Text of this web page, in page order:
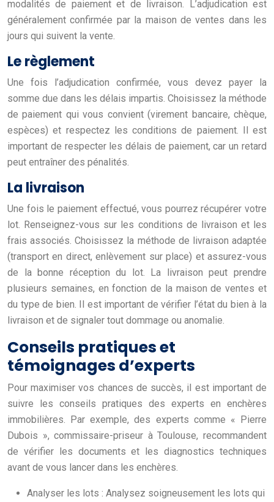
modalités de paiement et de livraison. L’adjudication est
généralement confirmée par la maison de ventes dans les
jours qui suivent la vente.
Le règlement
Une fois l’adjudication confirmée, vous devez payer la
somme due dans les délais impartis. Choisissez la méthode
de paiement qui vous convient (virement bancaire, chèque,
espèces) et respectez les conditions de paiement. Il est
important de respecter les délais de paiement, car un retard
peut entraîner des pénalités.
La livraison
Une fois le paiement effectué, vous pourrez récupérer votre
lot. Renseignez-vous sur les conditions de livraison et les
frais associés. Choisissez la méthode de livraison adaptée
(transport en direct, enlèvement sur place) et assurez-vous
de la bonne réception du lot. La livraison peut prendre
plusieurs semaines, en fonction de la maison de ventes et
du type de bien. Il est important de vérifier l’état du bien à la
livraison et de signaler tout dommage ou anomalie.
Conseils pratiques et
témoignages d’experts
Pour maximiser vos chances de succès, il est important de
suivre les conseils pratiques des experts en enchères
immobilières. Par exemple, des experts comme « Pierre
Dubois », commissaire-priseur à Toulouse, recommandent
de vérifier les documents et les diagnostics techniques
avant de vous lancer dans les enchères.
Analyser les lots : Analysez soigneusement les lots qui